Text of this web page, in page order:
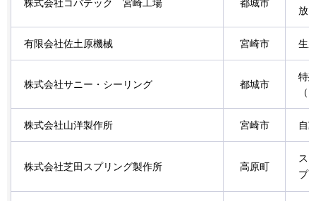
株式会社コバテック 宮崎工場 都城市
放
有限会社佐土原機械 宮崎市 生
株式会社サニー・シーリング 都城市
特
（
株式会社山洋製作所 宮崎市 自
株式会社芝田スプリング製作所 高原町
ス
プ